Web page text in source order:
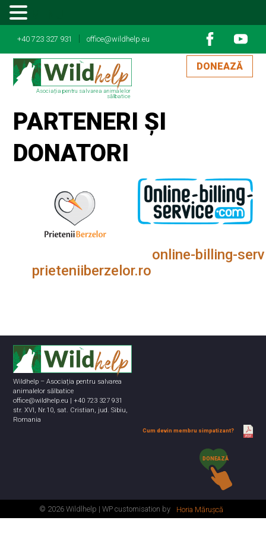
+40 723 327 931 office@wildhelp.eu
Asociația pentru salvarea animalelor
sălbatice
DONEAZĂ
PARTENERI ȘI
DONATORI
prieteniiberzelor.ro
online-billing-
Wildhelp – Asociația pentru salvarea
animalelor sălbatice
office@wildhelp.eu | +40 723 327 931
str. XVI, Nr.10, sat. Cristian, jud. Sibiu,
Romania
Cum devin membru simpatizant?
DONEAZĂ
© 2026 Wildlhelp | WP customisation by Horia Mărușcă